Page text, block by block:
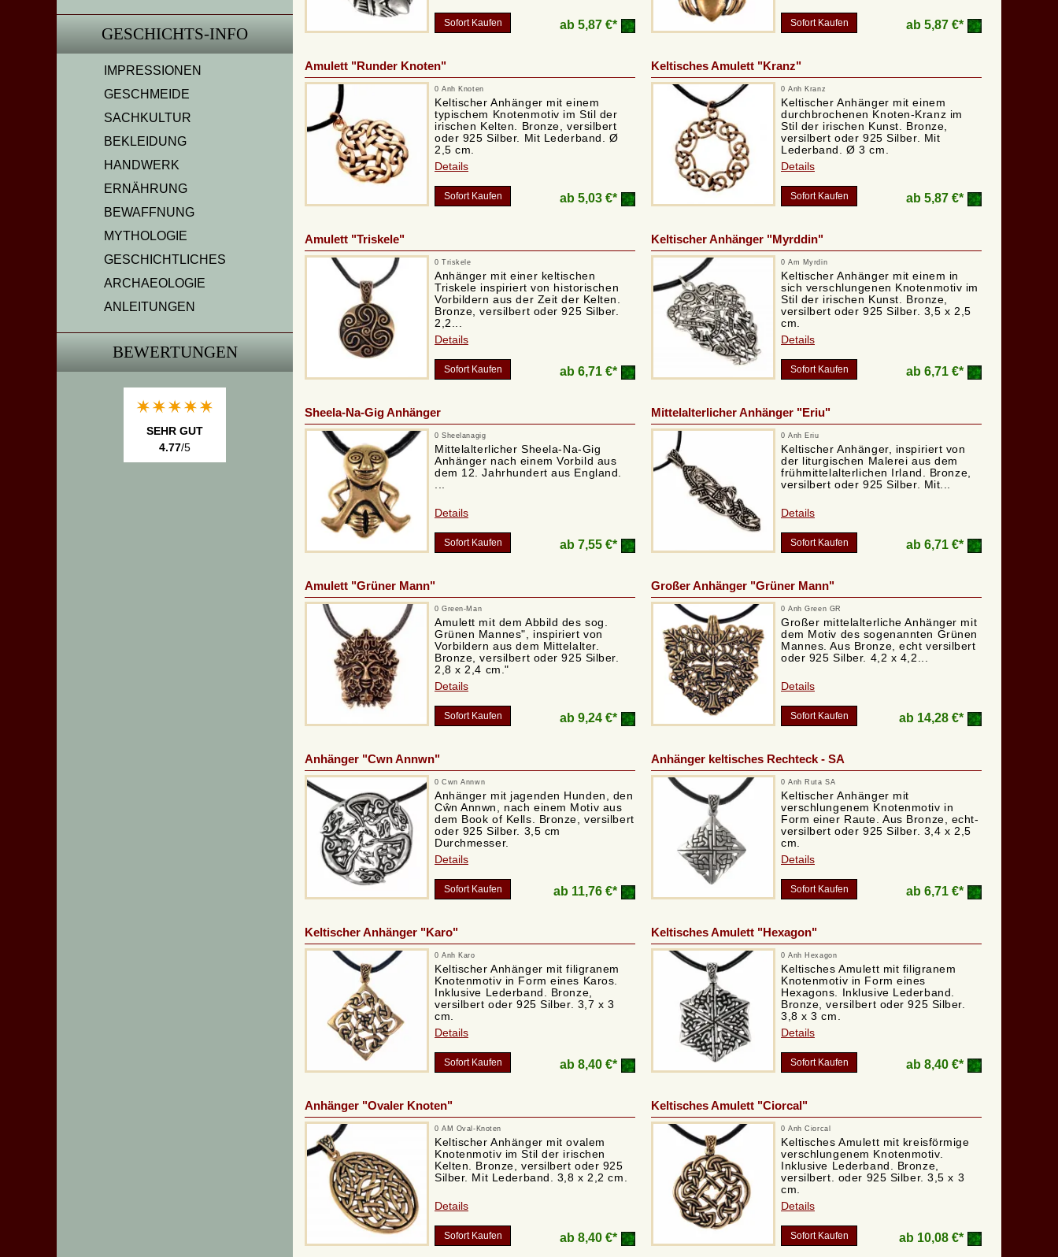
GESCHICHTS-INFO
IMPRESSIONEN
GESCHMEIDE
SACHKULTUR
BEKLEIDUNG
HANDWERK
ERNÄHRUNG
BEWAFFNUNG
MYTHOLOGIE
GESCHICHTLICHES
ARCHAEOLOGIE
ANLEITUNGEN
BEWERTUNGEN
SEHR GUT
4.77/5
Sofort Kaufen ab 5,87 €* Sofort Kaufen ab 5,87 €*
Amulett "Runder Knoten"
0 Anh Knoten
Keltischer Anhänger mit einem
typischem Knotenmotiv im Stil der
irischen Kelten. Bronze, versilbert
oder 925 Silber. Mit Lederband. Ø
2,5 cm.
Details
Sofort Kaufen ab 5,03 €*
Keltisches Amulett "Kranz"
0 Anh Kranz
Keltischer Anhänger mit einem
durchbrochenen Knoten-Kranz im
Stil der irischen Kunst. Bronze,
versilbert oder 925 Silber. Mit
Lederband. Ø 3 cm.
Details
Sofort Kaufen ab 5,87 €*
Amulett "Triskele"
0 Triskele
Anhänger mit einer keltischen
Triskele inspiriert von historischen
Vorbildern aus der Zeit der Kelten.
Bronze, versilbert oder 925 Silber.
2,2...
Details
Sofort Kaufen ab 6,71 €*
Keltischer Anhänger "Myrddin"
0 Am Myrdin
Keltischer Anhänger mit einem in
sich verschlungenen Knotenmotiv im
Stil der irischen Kunst. Bronze,
versilbert oder 925 Silber. 3,5 x 2,5
cm.
Details
Sofort Kaufen ab 6,71 €*
Sheela-Na-Gig Anhänger
0 Sheelanagig
Mittelalterlicher Sheela-Na-Gig
Anhänger nach einem Vorbild aus
dem 12. Jahrhundert aus England.
Details
Sofort Kaufen ab 7,55 €*
Mittelalterlicher Anhänger "Eriu"
0 Anh Eriu
Keltischer Anhänger, inspiriert von
der liturgischen Malerei aus dem
frühmittelalterlichen Irland. Bronze,
versilbert oder 925 Silber. Mit...
Details
Sofort Kaufen ab 6,71 €*
Amulett "Grüner Mann"
0 Green-Man
Amulett mit dem Abbild des sog.
Grünen Mannes", inspiriert von
Vorbildern aus dem Mittelalter.
Bronze, versilbert oder 925 Silber.
2,8 x 2,4 cm."
Details
Sofort Kaufen ab 9,24 €*
Großer Anhänger "Grüner Mann"
0 Anh Green GR
Großer mittelalterliche Anhänger mit
dem Motiv des sogenannten Grünen
Mannes. Aus Bronze, echt versilbert
oder 925 Silber. 4,2 x 4,2...
Details
Sofort Kaufen ab 14,28 €*
Anhänger "Cwn Annwn"
0 Cwn Annwn
Anhänger mit jagenden Hunden, den
Cŵn Annwn, nach einem Motiv aus
dem Book of Kells. Bronze, versilbert
oder 925 Silber. 3,5 cm
Durchmesser.
Details
Sofort Kaufen ab 11,76 €*
Anhänger keltisches Rechteck - SA
0 Anh Ruta SA
Keltischer Anhänger mit
verschlungenem Knotenmotiv in
Form einer Raute. Aus Bronze, echt-
versilbert oder 925 Silber. 3,4 x 2,5
cm.
Details
Sofort Kaufen ab 6,71 €*
Keltischer Anhänger "Karo"
0 Anh Karo
Keltischer Anhänger mit filigranem
Knotenmotiv in Form eines Karos.
Inklusive Lederband. Bronze,
versilbert oder 925 Silber. 3,7 x 3
cm.
Details
Sofort Kaufen ab 8,40 €*
Keltisches Amulett "Hexagon"
0 Anh Hexagon
Keltisches Amulett mit filigranem
Knotenmotiv in Form eines
Hexagons. Inklusive Lederband.
Bronze, versilbert oder 925 Silber.
3,8 x 3 cm.
Details
Sofort Kaufen ab 8,40 €*
Anhänger "Ovaler Knoten"
0 AM Oval-Knoten
Keltischer Anhänger mit ovalem
Knotenmotiv im Stil der irischen
Kelten. Bronze, versilbert oder 925
Silber. Mit Lederband. 3,8 x 2,2 cm.
Details
Sofort Kaufen ab 8,40 €*
Keltisches Amulett "Ciorcal"
0 Anh Ciorcal
Keltisches Amulett mit kreisförmige
verschlungenem Knotenmotiv.
Inklusive Lederband. Bronze,
versilbert. oder 925 Silber. 3,5 x 3
cm.
Details
Sofort Kaufen ab 10,08 €*